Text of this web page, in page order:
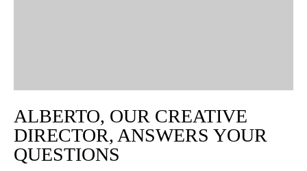
ALBERTO, OUR CREATIVE
DIRECTOR, ANSWERS YOUR
QUESTIONS